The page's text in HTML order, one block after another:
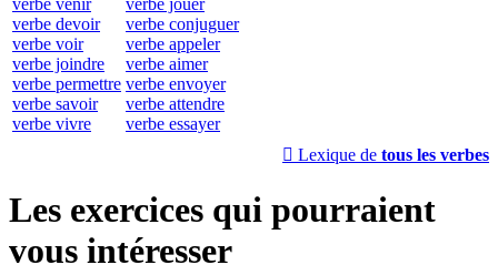
verbe venir
verbe devoir
verbe voir
verbe joindre
verbe permettre
verbe savoir
verbe vivre
verbe jouer
verbe conjuguer
verbe appeler
verbe aimer
verbe envoyer
verbe attendre
verbe essayer
 Lexique de tous les verbes
Les exercices qui pourraient
vous intéresser